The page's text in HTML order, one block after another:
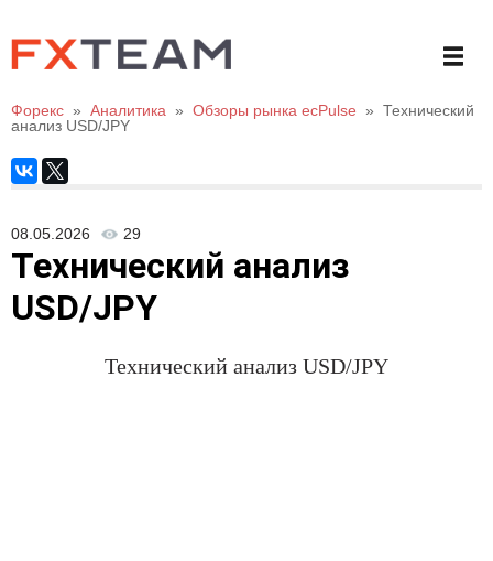
Форекс » Аналитика » Обзоры рынка ecPulse » Технический
анализ USD/JPY
08.05.2026 29
Технический анализ
USD/JPY
Технический анализ USD/JPY